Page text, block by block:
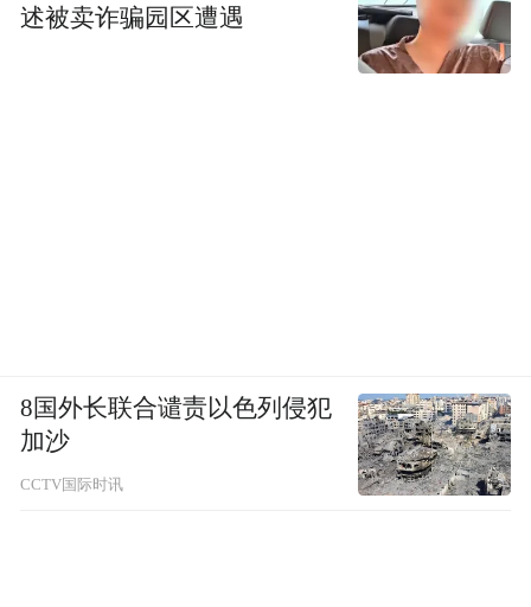
述被卖诈骗园区遭遇
8国外长联合谴责以色列侵犯
加沙
CCTV国际时讯